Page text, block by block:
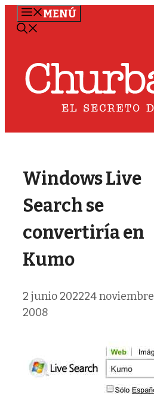
Saltar
MENÚ
Windows Live
Search se
convertiría en
Kumo
2 junio 202224 noviembre
2008